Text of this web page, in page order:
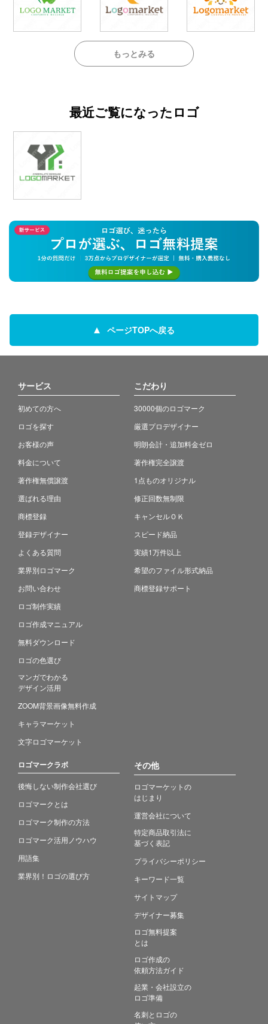
もっとみる
最近ご覧になったロゴ
ページTOPへ戻る
サービス
初めての方へ
ロゴを探す
お客様の声
料金について
著作権無償譲渡
選ばれる理由
商標登録
登録デザイナー
よくある質問
業界別ロゴマーク
お問い合わせ
ロゴ制作実績
ロゴ作成マニュアル
無料ダウンロード
ロゴの色選び
マンガでわかる
デザイン活用
ZOOM背景画像無料作成
キャラマーケット
文字ロゴマーケット
こだわり
30000個のロゴマーク
厳選プロデザイナー
明朗会計・追加料金ゼロ
著作権完全譲渡
1点ものオリジナル
修正回数無制限
キャンセルＯＫ
スピード納品
実績1万件以上
希望のファイル形式納品
商標登録サポート
ロゴマークラボ
後悔しない制作会社選び
ロゴマークとは
ロゴマーク制作の方法
ロゴマーク活用ノウハウ
用語集
業界別！ロゴの選び方
その他
ロゴマーケットの
はじまり
運営会社について
特定商品取引法に
基づく表記
プライバシーポリシー
キーワード一覧
サイトマップ
デザイナー募集
ロゴ無料提案
とは
ロゴ作成の
依頼方法ガイド
起業・会社設立の
ロゴ準備
名刺とロゴの